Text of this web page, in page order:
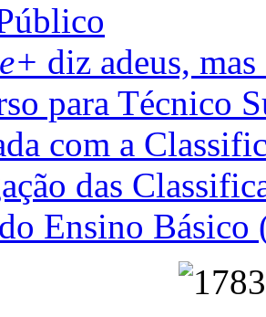
diz adeus,
para Técnico
com a
das
Ensino Básico